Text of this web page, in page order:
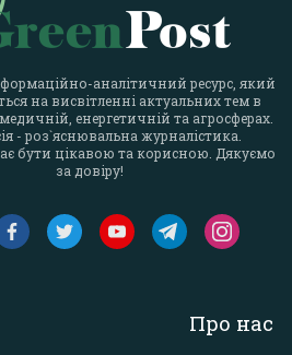
аналітичний ресурс, який
на висвітленні актуальних тем в
енергетичній та агросферах.
- роз`яснювальна журналістика.
бути цікавою та корисною. Дякуємо
за довіру!
Про нас